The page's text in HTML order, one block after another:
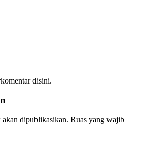
disini.
dipublikasikan. Ruas yang wajib